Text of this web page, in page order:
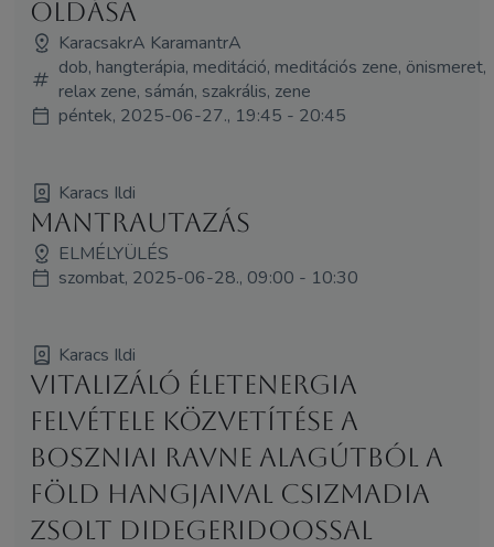
oldása
KaracsakrA KaramantrA
dob, hangterápia, meditáció, meditációs zene, önismeret,
relax zene, sámán, szakrális, zene
péntek, 2025-06-27., 19:45 - 20:45
Karacs Ildi
Mantrautazás
ELMÉLYÜLÉS
szombat, 2025-06-28., 09:00 - 10:30
Karacs Ildi
Vitalizáló életenergia
felvétele közvetítése a
Boszniai Ravne alagútból a
Föld hangjaival Csizmadia
Zsolt didegeridoossal